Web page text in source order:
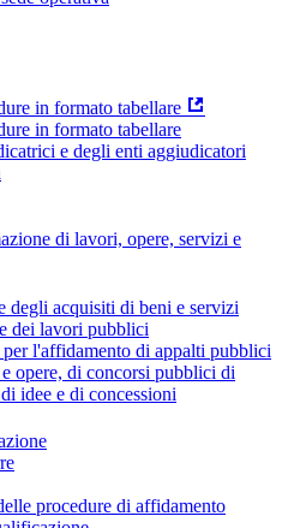
in formato tabellare
in formato tabellare
e degli enti aggiudicatori
di lavori, opere, servizi e
degli acquisiti di beni e servizi
dei lavori pubblici
l'affidamento di appalti pubblici
opere, di concorsi pubblici di
idee e di concessioni
procedure di affidamento